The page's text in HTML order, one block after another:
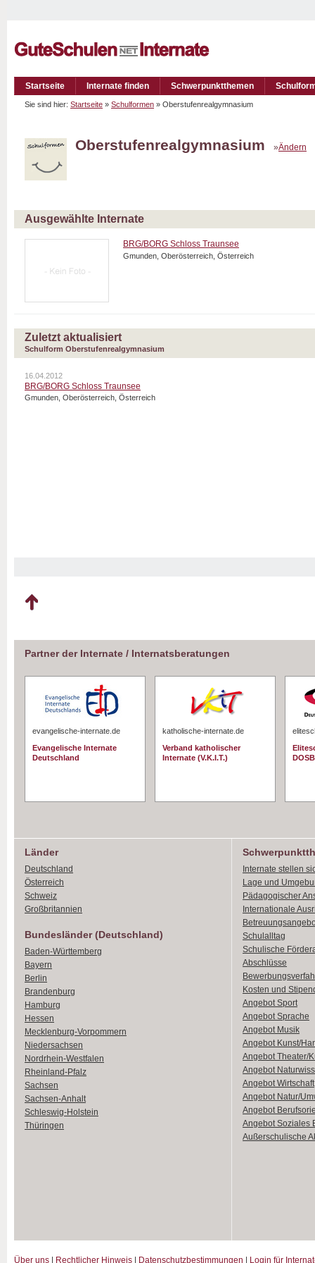
Startseite Internate finden Schwerpunktthemen
Sie sind hier: Startseite » Schulformen » Oberstufenrealgymnasium
Oberstufenrealgymnasium »Ändern
Ausgewählte Internate
BRG/BORG Schloss Traunsee
Gmunden, Oberösterreich, Österreich
Zuletzt aktualisiert
Schulform Oberstufenrealgymnasium
16.04.2012
BRG/BORG Schloss Traunsee
Gmunden, Oberösterreich, Österreich
Partner der Internate / Internatsberatungen
evangelische-internate.de
Evangelische Internate
Deutschland
katholische-internate.de
Verband katholischer
Internate (V.K.I.T.)
DOSB
Länder
Deutschland
Österreich
Schweiz
Großbritannien
Bundesländer (Deutschland)
Baden-Württemberg
Bayern
Berlin
Brandenburg
Hamburg
Hessen
Mecklenburg-Vorpommern
Niedersachsen
Nordrhein-Westfalen
Rheinland-Pfalz
Sachsen
Sachsen-Anhalt
Schleswig-Holstein
Thüringen
Internate stellen
Lage und
Pädagogischer
Internationale
Schulalltag
Schulische
Abschlüsse
Kosten und
Angebot Sport
Angebot Sprache
Angebot Musik
Angebot Kunst/
Angebot Theater/
Angebot
Angebot Wirtschaft
Angebot Natur/
Angebot
Angebot Soziales
Außerschulische
Über uns Rechtlicher Hinweis Datenschutzbestimmungen Login für